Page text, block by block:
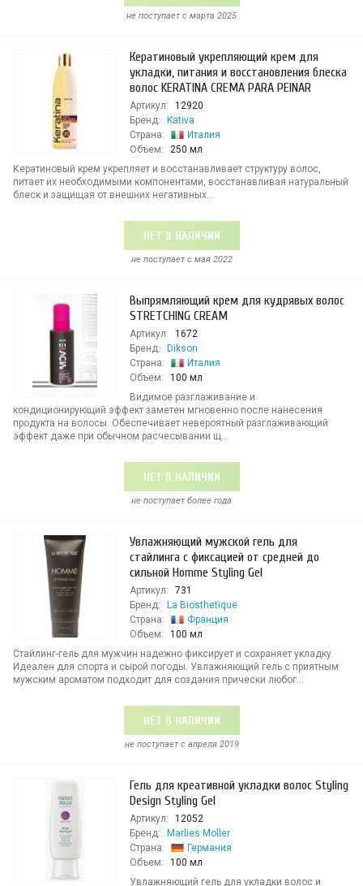
не поступает c марта 2025
Кератиновый укрепляющий крем для
укладки, питания и восстановления блеска
волос KERATINA CREMA PARA PEINAR
Артикул:
12920
Бренд:
Kativa
Страна:
Италия
Объем:
250 мл
Кератиновый крем укрепляет и восстанавливает структуру волос,
питает их необходимыми компонентами, восстанавливая натуральный
блеск и защищая от внешних негативных...
НЕТ В НАЛИЧИИ
не поступает c мая 2022
Выпрямляющий крем для кудрявых волос
STRETCHING CREAM
Артикул:
1672
Бренд:
Dikson
Страна:
Италия
Объем:
100 мл
Видимое разглаживание и
кондиционирующий эффект заметен мгновенно после нанесения
продукта на волосы. Обеспечивает невероятный разглаживающий
эффект даже при обычном расчесывании щ...
НЕТ В НАЛИЧИИ
не поступает более года
Увлажняющий мужской гель для
стайлинга с фиксацией от средней до
сильной Homme Styling Gel
Артикул:
731
Бренд:
La Biosthetique
Страна:
Франция
Объем:
100 мл
Стайлинг-гель для мужчин надежно фиксирует и сохраняет укладку.
Идеален для спорта и сырой погоды. Увлажняющий гель с приятным
мужским ароматом подходит для создания прически любог...
НЕТ В НАЛИЧИИ
не поступает c апреля 2019
Гель для креативной укладки волос Styling
Design Styling Gel
Артикул:
12052
Бренд:
Marlies Moller
Страна:
Германия
Объем:
100 мл
Увлажняющий гель для укладки волос и